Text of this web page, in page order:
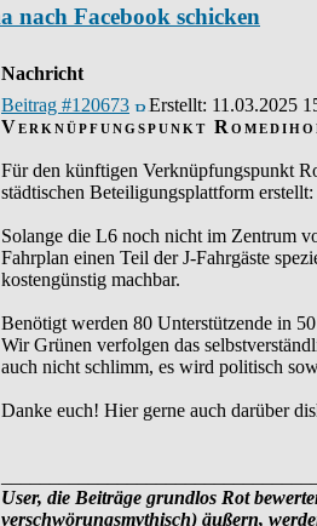
Nachricht
Beitrag #120673 Erstellt: 11.03.2025
Verknüpfungspunkt
Für den künftigen Verknüpfungspunkt
städtischen Beteiligungsplattform erstellt:
Solange die L6 noch nicht im Zentrum
Fahrplan einen Teil der J-Fahrgäste
kostengünstig machbar.
Benötigt werden 80 Unterstützende in
Wir Grünen verfolgen das
auch nicht schlimm, es wird politisch
Danke euch! Hier gerne auch darüber
User, die Beiträge grundlos Rot
verschwörungsmythisch) äußern,